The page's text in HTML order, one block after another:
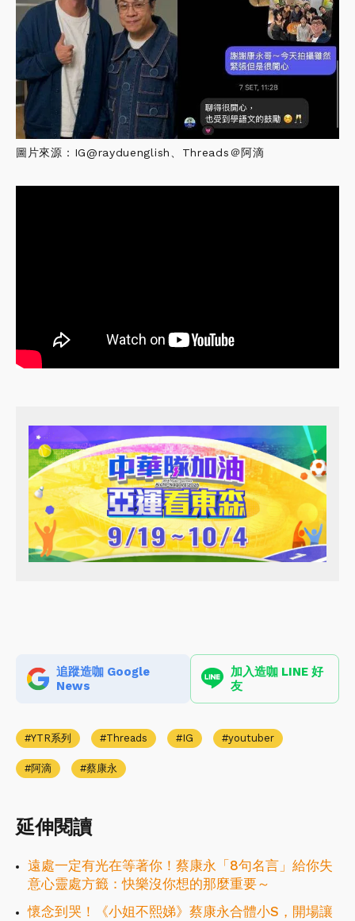
圖片來源：IG@rayduenglish、Threads＠阿滴
追蹤造咖 Google
News
加入造咖 LINE 好
友
YTR系列 Threads IG youtuber
阿滴 蔡康永
延伸閱讀
遠處一定有光在等著你！蔡康永「8句名言」給你失
意心靈處方籤：快樂沒你想的那麼重要～
懷念到哭！《小姐不熙娣》蔡康永合體小S，開場讓